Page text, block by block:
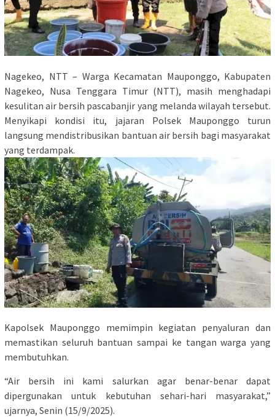
Nagekeo, NTT – Warga Kecamatan Mauponggo, Kabupaten
Nagekeo, Nusa Tenggara Timur (NTT), masih menghadapi
kesulitan air bersih pascabanjir yang melanda wilayah tersebut.
Menyikapi kondisi itu, jajaran Polsek Mauponggo turun
langsung mendistribusikan bantuan air bersih bagi masyarakat
yang terdampak.
Kapolsek Mauponggo memimpin kegiatan penyaluran dan
memastikan seluruh bantuan sampai ke tangan warga yang
membutuhkan.
“Air bersih ini kami salurkan agar benar-benar dapat
dipergunakan untuk kebutuhan sehari-hari masyarakat,”
ujarnya, Senin (15/9/2025).